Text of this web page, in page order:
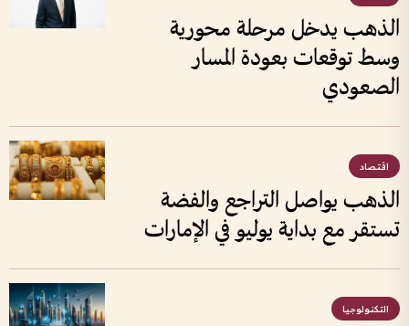
الذهب يدخل مرحلة محورية
وسط توقعات بعودة المسار
الصعودي
اقتصاد
الذهب يواصل التراجع والفضة
تستقر مع بداية يوليو في الإمارات
التكنولوجيا